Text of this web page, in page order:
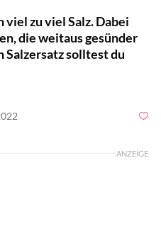
viel zu viel Salz. Dabei
die weitaus gesünder
Salzersatz solltest du
ANZEIGE